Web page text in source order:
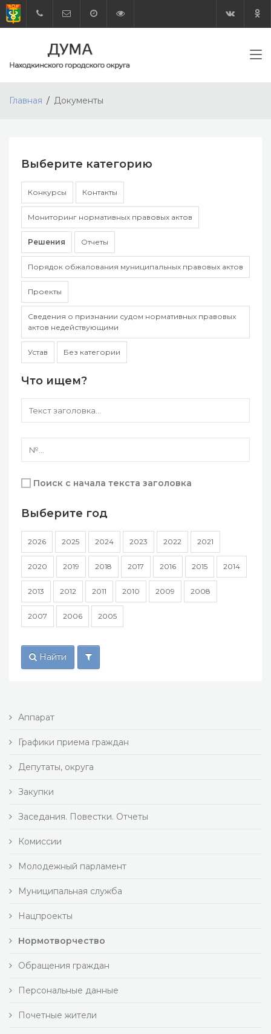
Главная Документы
Выберите категорию
Конкурсы Контакты
Мониторинг нормативных правовых актов
Решения Отчеты
Порядок обжалования муниципальных правовых актов
Проекты
Сведения о признании судом нормативных правовых
актов недействующими
Устав Без категории
Что ищем?
Поиск с начала текста заголовка
Выберите год
2026 2025 2024 2023 2022 2021
2020 2019 2018 2017 2016 2015 2014
2013 2012 2011 2010 2009 2008
2007 2006 2005
Найти
Аппарат
Графики приема граждан
Депутаты, округа
Закупки
Заседания. Повестки. Отчеты
Комиссии
Молодежный парламент
Муниципальная служба
Нацпроекты
Нормотворчество
Обращения граждан
Персональные данные
Почетные жители